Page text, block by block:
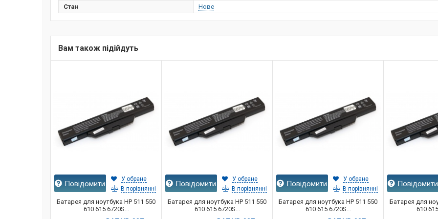
Стан
Нове
Вам також підійдуть
Повідомити
У обране
В порівнянні
Батарея для ноутбука HP 511 550
610 615 6720S...
Повідомити
У обране
В порівнянні
Батарея для ноутбука HP 511 550
610 615 6720S...
Повідомити
У обране
В порівнянні
Батарея для ноутбука HP 511 550
610 615 6720S...
Повідомити
Батарея для
610